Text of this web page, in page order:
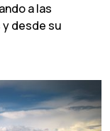
a las
desde su